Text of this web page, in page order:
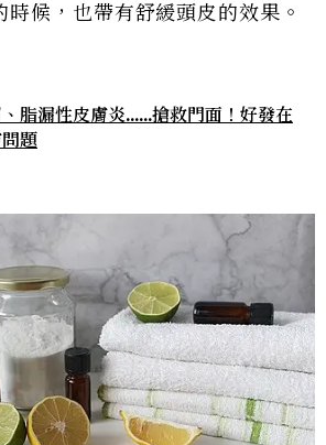
時候，也帶有舒緩頭皮的效果。
脂漏性皮膚炎......搶救門面！好發在
題